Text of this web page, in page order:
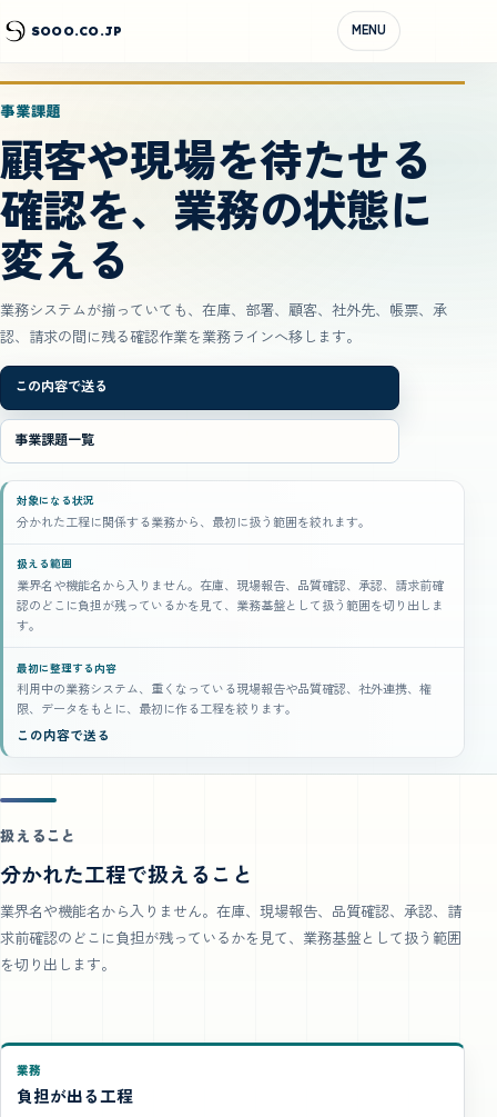
SOOO.CO.JP MENU
事業課題
顧客や現場を待たせる
確認を、業務の状態に
変える
業務システムが揃っていても、在庫、部署、顧客、社外先、帳票、承
認、請求の間に残る確認作業を業務ラインへ移します。
この内容で送る
事業課題一覧
対象になる状況
分かれた工程に関係する業務から、最初に扱う範囲を絞れます。
扱える範囲
業界名や機能名から入りません。在庫、現場報告、品質確認、承認、請求前確
認のどこに負担が残っているかを見て、業務基盤として扱う範囲を切り出しま
す。
最初に整理する内容
利用中の業務システム、重くなっている現場報告や品質確認、社外連携、権
限、データをもとに、最初に作る工程を絞ります。
この内容で送る
扱えること
分かれた工程で扱えること
業界名や機能名から入りません。在庫、現場報告、品質確認、承認、請
求前確認のどこに負担が残っているかを見て、業務基盤として扱う範囲
を切り出します。
業務
負担が出る工程